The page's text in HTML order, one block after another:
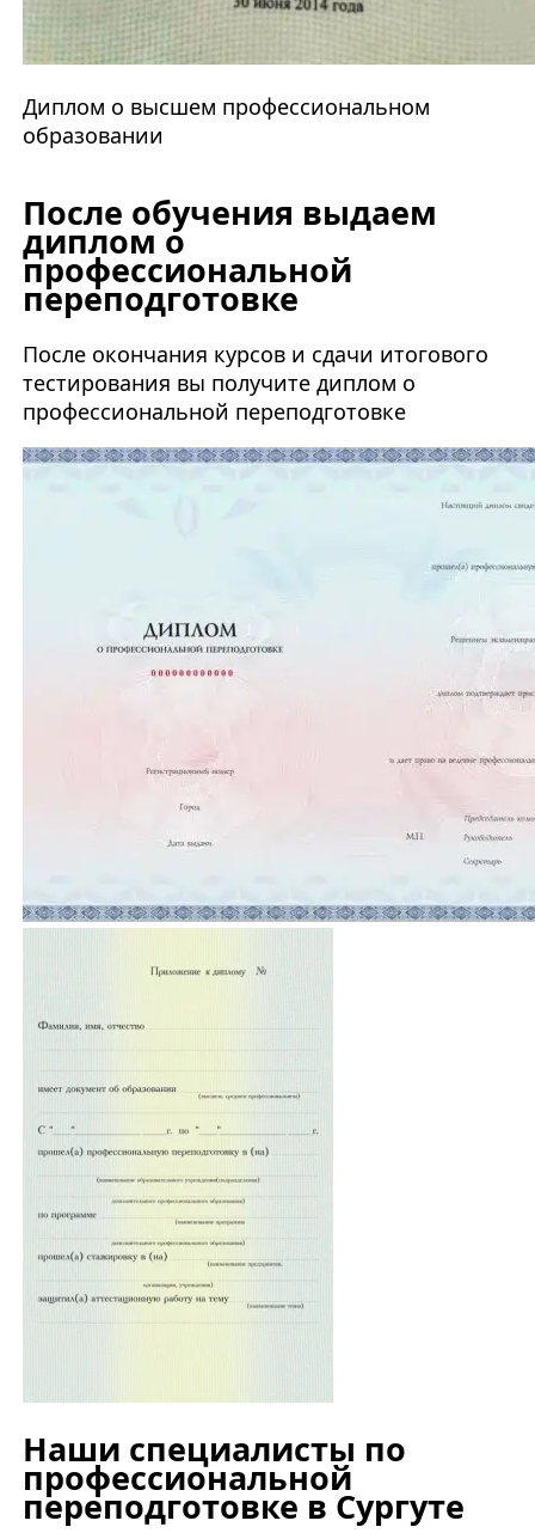
Диплом о высшем профессиональном
образовании
После обучения выдаем
диплом о
профессиональной
переподготовке
После окончания курсов и сдачи итогового
тестирования вы получите диплом о
профессиональной переподготовке
Наши специалисты по
профессиональной
переподготовке в Сургуте